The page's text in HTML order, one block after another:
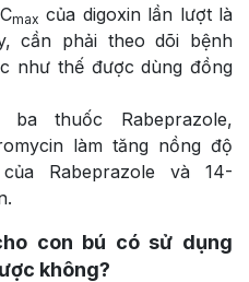
max của digoxin lần lượt là
cần phải theo dõi bệnh
như thế được dùng đồng
thuốc Rabeprazole,
làm tăng nồng độ
Rabeprazole và 14-
con bú có sử dụng
không?